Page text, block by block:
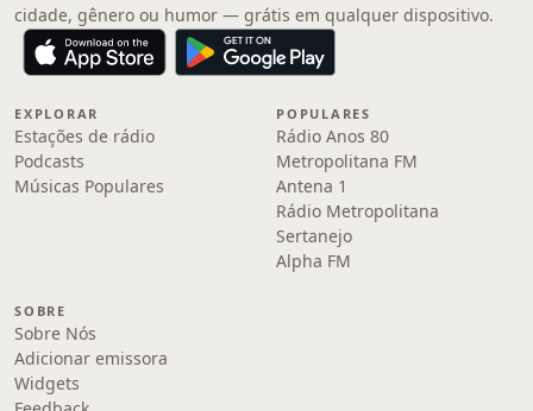
cidade, gênero ou humor — grátis em qualquer dispositivo.
EXPLORAR
Estações de rádio
Podcasts
Músicas Populares
POPULARES
Rádio Anos 80
Metropolitana FM
Antena 1
Rádio Metropolitana
Sertanejo
Alpha FM
SOBRE
Sobre Nós
Adicionar emissora
Widgets